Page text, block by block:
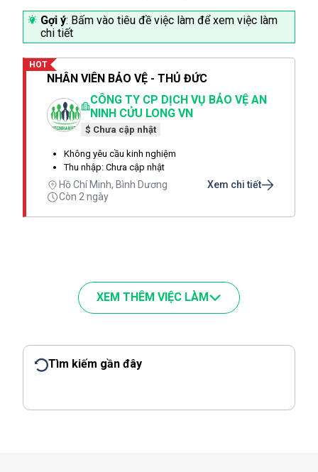
Gợi ý: Bấm vào tiêu đề việc làm để xem việc làm
chi tiết
NHÂN VIÊN BẢO VỆ - THỦ ĐỨC
CÔNG TY CP DỊCH VỤ BẢO VỆ AN
NINH CỬU LONG VN
$ Chưa cập nhật
Không yêu cầu kinh nghiệm
Thu nhập: Chưa cập nhật
Hồ Chí Minh, Bình Dương
Còn 2 ngày
Xem chi tiết
HOT
XEM THÊM VIỆC LÀM
Tìm kiếm gần đây